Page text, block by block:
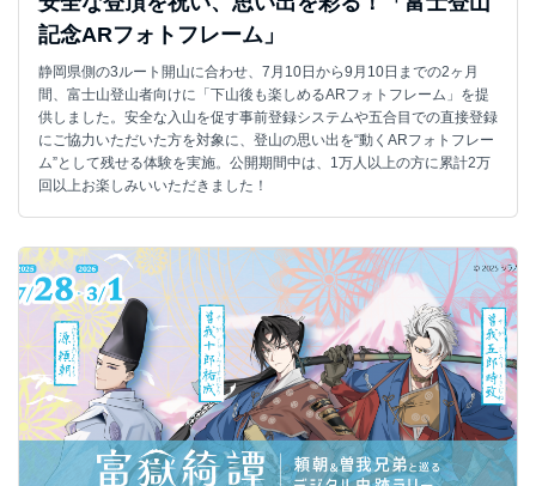
記念ARフォトフレーム」
静岡県側の3ルート開山に合わせ、7月10日から9月10日までの2ヶ月
間、富士山登山者向けに「下山後も楽しめるARフォトフレーム」を提
供しました。安全な入山を促す事前登録システムや五合目での直接登録
にご協力いただいた方を対象に、登山の思い出を“動くARフォトフレー
ム”として残せる体験を実施。公開期間中は、1万人以上の方に累計2万
回以上お楽しみいいただきました！